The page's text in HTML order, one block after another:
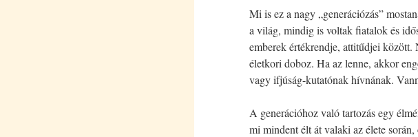
Mi is ez a nagy „generációzás”
a világ, mindig is voltak fiatalok és
emberek értékrendje, attitűdjei között.
életkori doboz. Ha az lenne, akkor
vagy ifjúság-kutatónak hívnának.
A generációhoz való tartozás egy
mi mindent élt át valaki az élete